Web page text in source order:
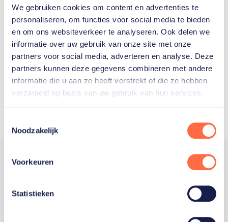
We gebruiken cookies om content en advertenties te
personaliseren, om functies voor social media te bieden
en om ons websiteverkeer te analyseren. Ook delen we
informatie over uw gebruik van onze site met onze
partners voor social media, adverteren en analyse. Deze
partners kunnen deze gegevens combineren met andere
informatie die u aan ze heeft verstrekt of die ze hebben
verzameld op basis van uw gebruik van hun services.
Noodzakelijk
Voorkeuren
Statistieken
Welke Nederlanders hebben er
ooit meegedaan aan de
Olympische Spelen?
Trotse hoofdsponsor